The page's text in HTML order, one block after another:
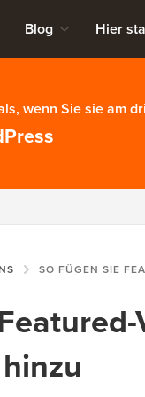
Blog Hier
wenn Sie sie am
SO FÜGEN SIE FEATURED-VIDEO-THUMBNAILS IN